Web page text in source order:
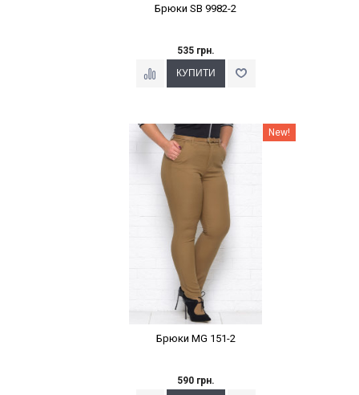
Брюки SB 9982-2
535 грн.
Наклейки Варіант з % New!
Брюки MG 151-2
590 грн.